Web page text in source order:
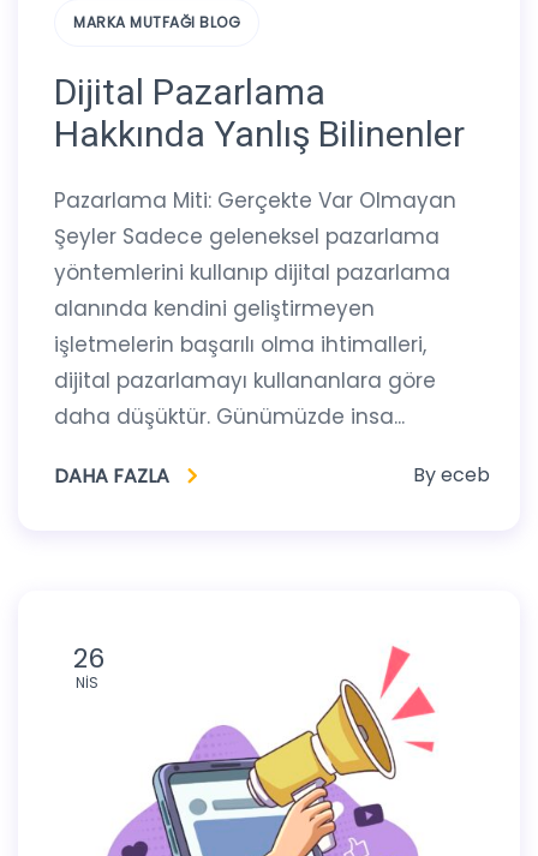
MARKA MUTFAĞI BLOG
Dijital Pazarlama
Hakkında Yanlış Bilinenler
Pazarlama Miti: Gerçekte Var Olmayan
Şeyler Sadece geleneksel pazarlama
yöntemlerini kullanıp dijital pazarlama
alanında kendini geliştirmeyen
işletmelerin başarılı olma ihtimalleri,
dijital pazarlamayı kullananlara göre
daha düşüktür. Günümüzde insa...
DAHA FAZLA Byeceb
26
NIS